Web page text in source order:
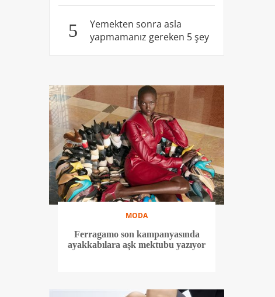
5
Yemekten sonra asla
yapmamanız gereken 5 şey
MODA
Ferragamo son kampanyasında
ayakkabılara aşk mektubu yazıyor